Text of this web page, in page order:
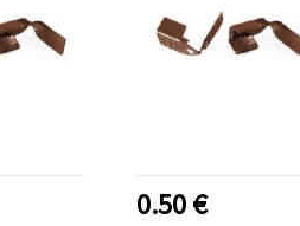
0.50 €